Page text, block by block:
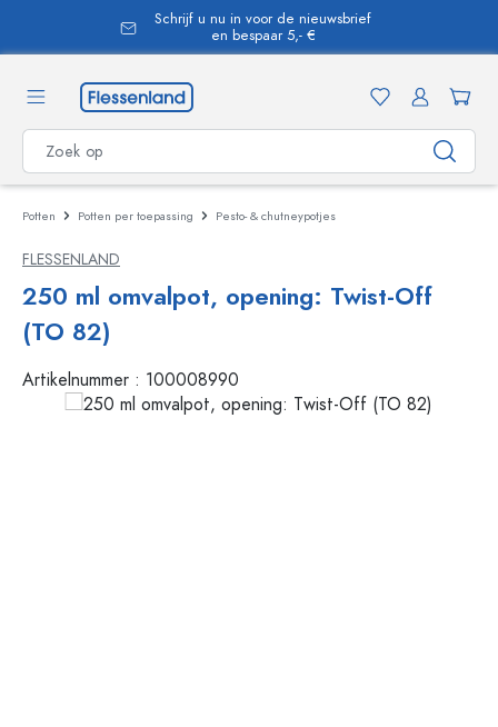
Schrijf u nu in voor de nieuwsbrief
en bespaar 5,- €
Potten Potten per toepassing Pesto- & chutneypotjes
FLESSENLAND
250 ml omvalpot, opening: Twist-Off
(TO 82)
Artikelnummer : 100008990